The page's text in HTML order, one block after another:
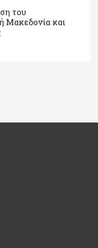
του
Μακεδονία και